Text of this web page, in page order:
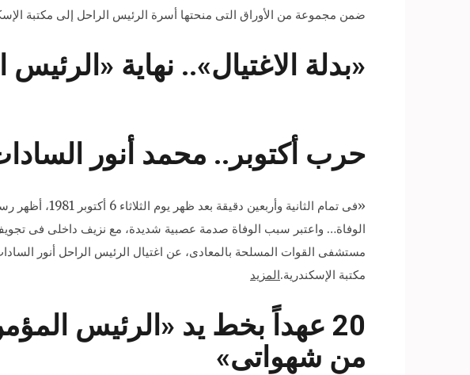
ضمن مجموعة من الأوراق التى منحتها أسرة الرئيس الراحل إلى مكتبة
«بدلة الاغتيال».. نهاية «الرئيس
حرب أكتوبر.. محمد أنور
«فى تمام
الوفاة… واعتبر سبب الوفاة صدمة عصبية شديدة، مع نزيف داخلى فى تجويف
مكتبة الإسكندرية.المزيد
20 عهداً بخط يد «الرئيس
من شهواتى»